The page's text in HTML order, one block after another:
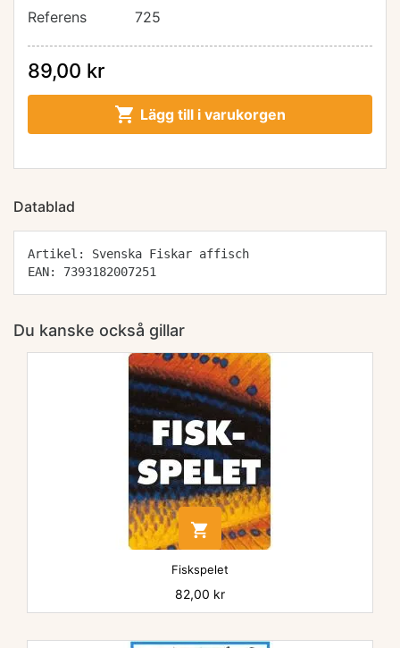
Referens
725
89,00 kr
 Lägg till i varukorgen
Datablad
Artikel: Svenska Fiskar affisch
EAN: 7393182007251
Du kanske också gillar

Fiskspelet
Pris
82,00 kr